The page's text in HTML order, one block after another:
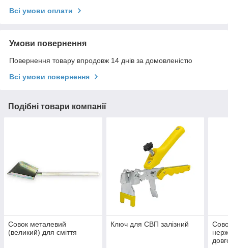
Всі умови оплати
Умови повернення
Повернення товару впродовж 14 днів за домовленістю
Всі умови повернення
Подібні товари компанії
Совок металевий
(великий) для сміття
Ключ для СВП залізний